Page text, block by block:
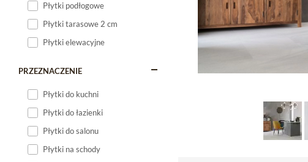
Płytki podłogowe
Płytki tarasowe 2 cm
Płytki elewacyjne
PRZEZNACZENIE
Płytki do kuchni
Płytki do łazienki
Płytki do salonu
Płytki na schody